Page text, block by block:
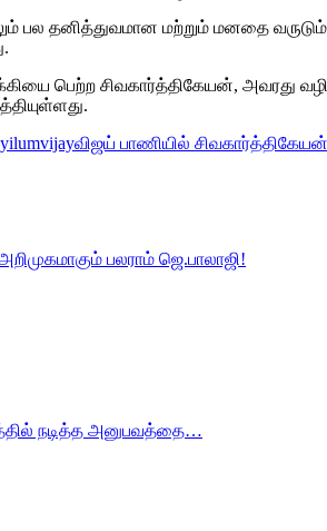
பல தனித்துவமான மற்றும் மனதை
பெற்ற சிவகார்த்திகேயன், அவரது
vijayவிஜய் பாணியில் சிவகார்த்திகேயன்
பலராம் ஜெ.பாலாஜி!
நடித்த அனுபவத்தை…